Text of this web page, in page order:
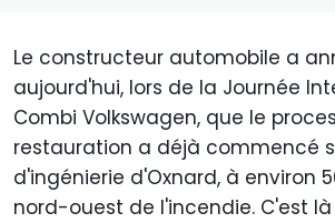
Le constructeur automobile a
aujourd'hui, lors de la Journée
Combi Volkswagen, que le
restauration a déjà commencé
d'ingénierie d'Oxnard, à environ
nord-ouest de l'incendie. C'est